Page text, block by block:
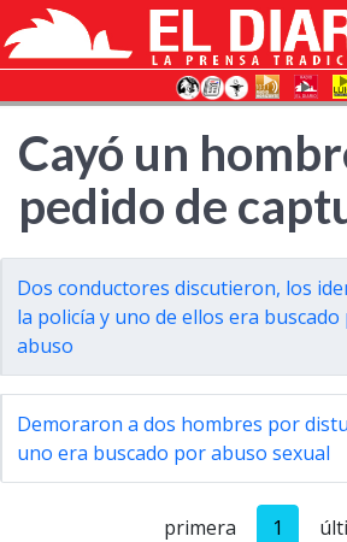
Cayó un
pedido de
Dos conductores discutieron, los
la policía y uno de ellos era
abuso
Demoraron a dos hombres por
uno era buscado por abuso sexual
primera 1